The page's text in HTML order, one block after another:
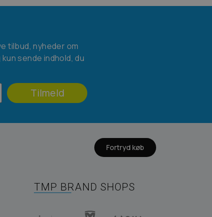
tilbud, nyheder om
sende indhold, du
Tilmeld
Fortryd køb
TMP BRAND SHOPS